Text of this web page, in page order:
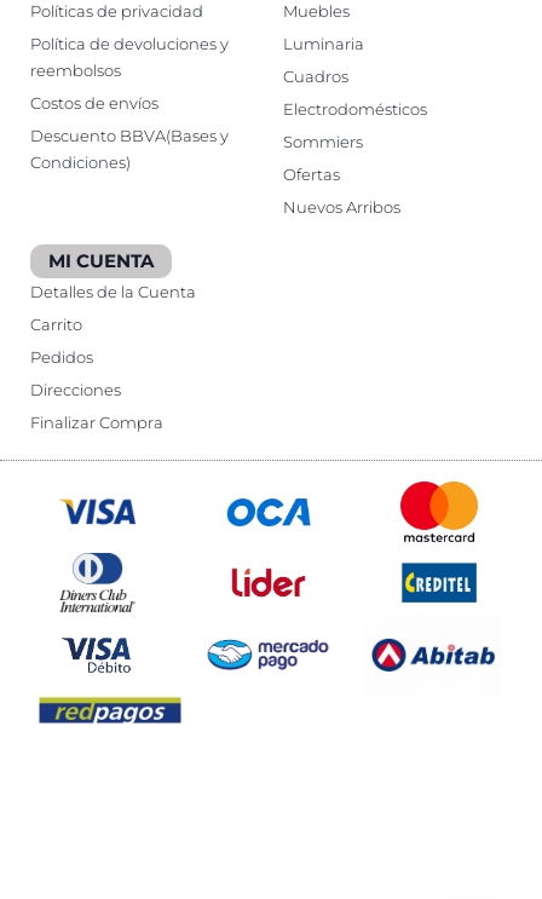
Políticas de privacidad
Política de devoluciones y
reembolsos
Costos de envíos
Descuento BBVA(Bases y
Condiciones)
Muebles
Luminaria
Cuadros
Electrodomésticos
Sommiers
Ofertas
Nuevos Arribos
MI CUENTA
Detalles de la Cuenta
Carrito
Pedidos
Direcciones
Finalizar Compra